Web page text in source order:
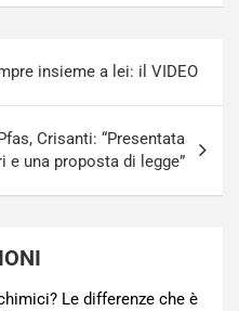
insieme a lei: il VIDEO
Crisanti: “Presentata
una proposta di legge”
Le differenze che è